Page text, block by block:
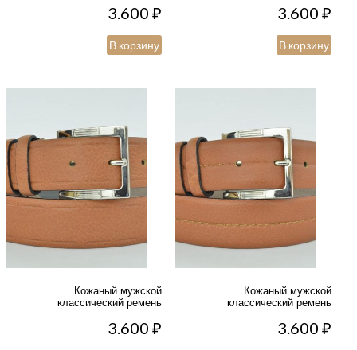
3.600₽
В корзину
3.600₽
В корзину
Кожаный мужской
классический ремень
3.600₽
Кожаный мужской
классический ремень
3.600₽